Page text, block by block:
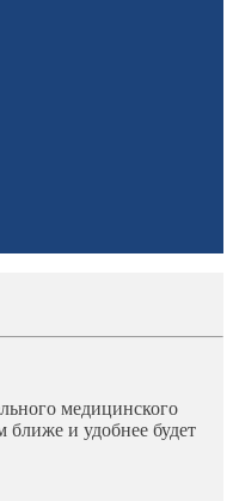
медицинского
и удобнее будет